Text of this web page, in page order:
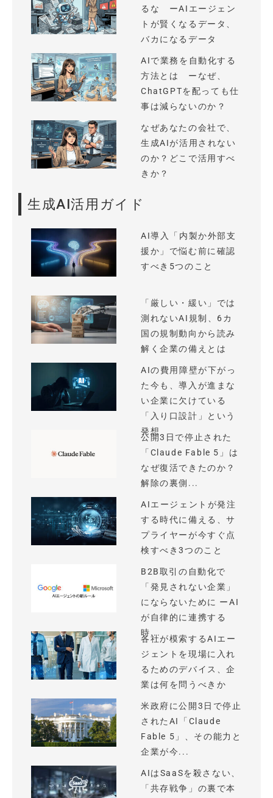
るな ーAIエージェン
トが賢くなるデータ、
バカになるデータ
AIで業務を自動化する
方法とは ーなぜ、
ChatGPTを配っても仕
事は減らないのか？
なぜあなたの会社で、
生成AIが活用されない
のか？どこで活用すべ
きか？
生成AI活用ガイド
AI導入「内製か外部支
援か」で悩む前に確認
すべき5つのこと
「厳しい・緩い」では
測れないAI規制、6カ
国の規制動向から読み
解く企業の備えとは
AIの費用障壁が下がっ
た今も、導入が進まな
い企業に欠けている
「入り口設計」という
発想
公開3日で停止された
「Claude Fable 5」は
なぜ復活できたのか？
解除の裏側...
AIエージェントが発注
する時代に備える、サ
プライヤーが今すぐ点
検すべき3つのこと
B2B取引の自動化で
「発見されない企業」
にならないために ーAI
が自律的に連携する
時...
各社が模索するAIエー
ジェントを現場に入れ
るためのデバイス、企
業は何を問うべきか
米政府に公開3日で停止
されたAI「Claude
Fable 5」、その能力と
企業が今...
AIはSaaSを殺さない、
「共存戦争」の裏で本